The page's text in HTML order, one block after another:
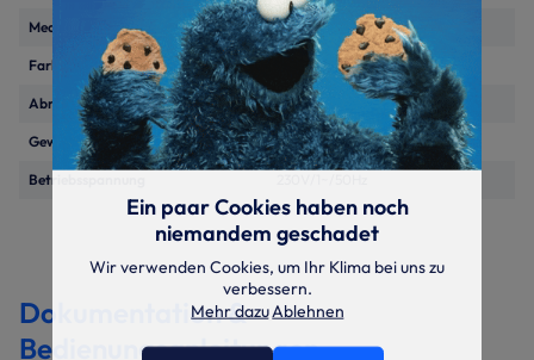
Mediumanschluss, Rücklauf Zoll 1"
Farbton ähnlich RAL 9002
Abmessungen (H/B/T) mm 878/1200/460 mm
Gewicht kg 151
Betriebsspannung
Dokumentation &
Bedienungsanleitungen
Ein paar Cookies haben noch
niemandem geschadet
Wir verwenden Cookies, um Ihr Klima bei uns zu
verbessern.
Mehr dazuAblehnen